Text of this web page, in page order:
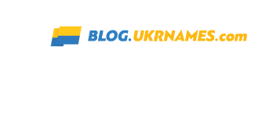
содержимому